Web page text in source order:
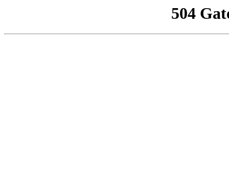
504